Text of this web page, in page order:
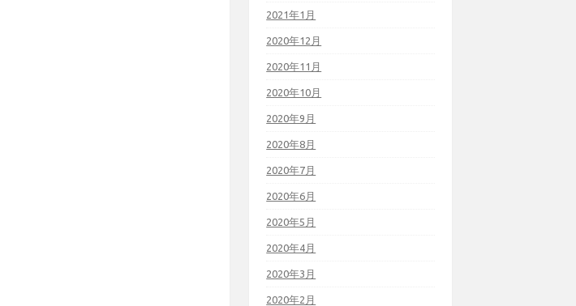
2021年1月
2020年12月
2020年11月
2020年10月
2020年9月
2020年8月
2020年7月
2020年6月
2020年5月
2020年4月
2020年3月
2020年2月